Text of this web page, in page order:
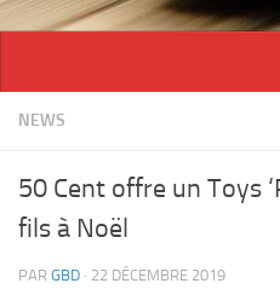
NEWS
50 Cent offre un Toys
fils à Noël
PAR GBD · 22 DÉCEMBRE 2019